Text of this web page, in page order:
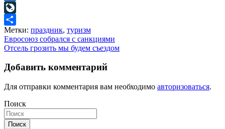
Mail.Ru
LiveJournal
Отправить
Метки: праздник, туризм
Навигация
по
записям
Евросоюз собрался с санкциями
Отсель грозить мы будем съездом
Добавить комментарий
Для отправки комментария вам необходимо авторизоваться.
Поиск
Поиск